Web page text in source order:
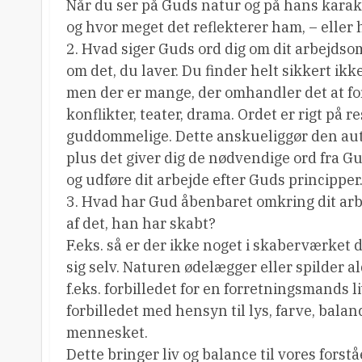
Når du ser på Guds natur og på hans
og hvor meget det reflekterer ham, –
2. Hvad siger Guds ord dig om dit
om det, du laver. Du finder helt sikkert
men der er mange, der omhandler det at
konflikter, teater, drama. Ordet er rigt på
guddommelige. Dette anskueliggør den
plus det giver dig de nødvendige ord fra
og udføre dit arbejde efter Guds principper.
3. Hvad har Gud åbenbaret omkring dit
af det, han har skabt?
F.eks. så er der ikke noget i skaberværket
sig selv. Naturen ødelægger eller spilder
f.eks. forbilledet for en
forbilledet med hensyn til lys, farve,
mennesket.
Dette bringer liv og balance til vores